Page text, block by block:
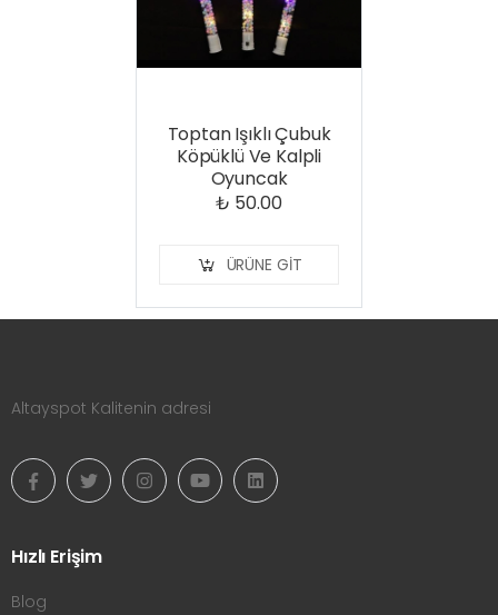
Toptan Işıklı Çubuk
Köpüklü Ve Kalpli
Oyuncak
₺ 50.00
ÜRÜNE GIT
Altayspot Kalitenin adresi
Hızlı Erişim
Blog